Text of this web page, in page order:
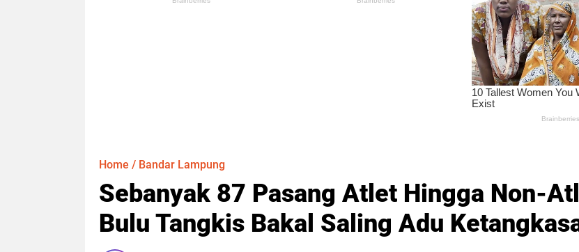
Home / Bandar Lampung
Sebanyak 87 Pasang Atlet Hingga Non-
Bulu Tangkis Bakal Saling Adu